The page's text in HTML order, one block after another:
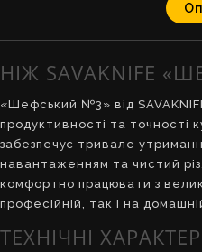
НІЖ SAVAKNIFE
«Шефський №3» від
продуктивності та точності
забезпечує тривале
навантаженням та чистий
комфортно працювати з
професійній, так і на
ТЕХНІЧНІ